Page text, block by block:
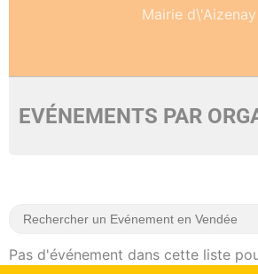
Mairie d\'Aizenay
EVÉNEMENTS PAR
Pas d'événement dans cette liste